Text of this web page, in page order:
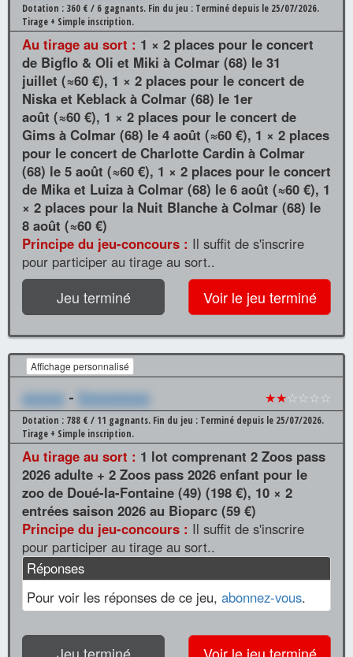
Dotation : 360 € / 6 gagnants. Fin du jeu : Terminé depuis le 25/07/2026.
Tirage + Simple inscription.
Au tirage au sort : 1 × 2 places pour le concert
de Bigflo & Oli et Miki à Colmar (68) le 31
juillet (≈60 €), 1 × 2 places pour le concert de
Niska et Keblack à Colmar (68) le 1er
août (≈60 €), 1 × 2 places pour le concert de
Gims à Colmar (68) le 4 août (≈60 €), 1 × 2 places
pour le concert de Charlotte Cardin à Colmar
(68) le 5 août (≈60 €), 1 × 2 places pour le concert
de Mika et Luiza à Colmar (68) le 6 août (≈60 €), 1
× 2 places pour la Nuit Blanche à Colmar (68) le
8 août (≈60 €)
Principe du jeu-concours : Il suffit de s'inscrire
pour participer au tirage au sort..
Jeu terminé Voir le jeu terminé
Affichage personnalisé
xxxxxx - Xxxxxxxxxx ★★☆☆☆☆
Dotation : 788 € / 11 gagnants. Fin du jeu : Terminé depuis le 25/07/2026.
Tirage + Simple inscription.
Au tirage au sort : 1 lot comprenant 2 Zoos pass
2026 adulte + 2 Zoos pass 2026 enfant pour le
zoo de Doué-la-Fontaine (49) (198 €), 10 × 2
entrées saison 2026 au Bioparc (59 €)
Principe du jeu-concours : Il suffit de s'inscrire
pour participer au tirage au sort..
Réponses
Pour voir les réponses de ce jeu, abonnez-vous.